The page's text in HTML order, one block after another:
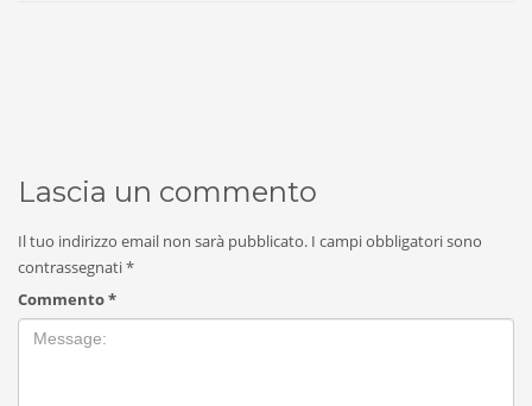
Lascia un commento
Il tuo indirizzo email non sarà pubblicato. I campi obbligatori sono
contrassegnati*
Commento*